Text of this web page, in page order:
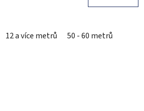
12 a více metrů 50 - 60 metrů